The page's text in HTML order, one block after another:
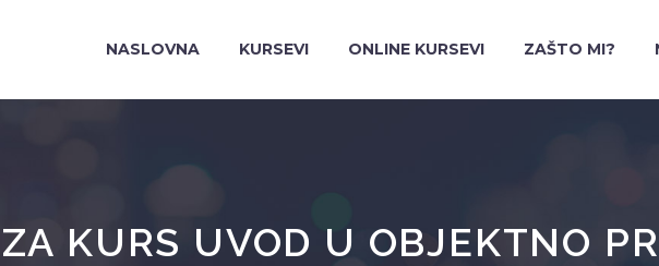
NASLOVNA KURSEVI ONLINE KURSEVI ZAŠTO MI?
KURS UVOD U OBJEKTNO